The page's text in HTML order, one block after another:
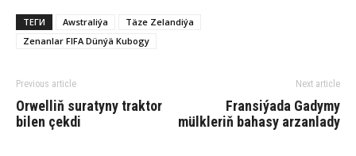
ТЕГИ Awstraliýa
Täze Zelandiýa
Zenanlar FIFA Dünýä Kubogy
Previous article
Orwelliň suratyny traktor
bilen çekdi
Next article
Fransiýada Gadymy
mülkleriň bahasy arzanlady